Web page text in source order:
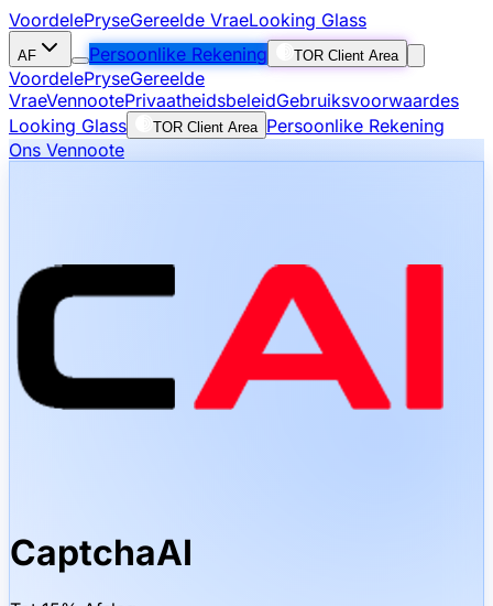
VoordelePryseGereelde VraeLooking Glass
AF Persoonlike Rekening TOR Client Area
VoordelePryseGereelde
VraeVennootePrivaatheidsbeleidGebruiksvoorwaardes
Looking Glass
TOR Client Area Persoonlike Rekening
Ons Vennoote
CaptchaAI